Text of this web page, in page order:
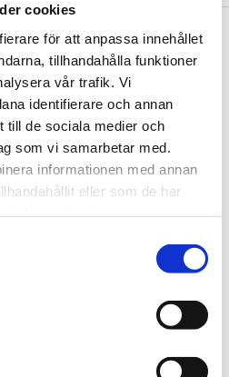
cookies
för att anpassa innehållet
tillhandahålla funktioner
vår trafik. Vi
identifierare och annan
till de sociala medier och
som vi samarbetar med.
informationen med annan
eller som de har
Varsågod att förkovra.
av dig!
du pressmaterial och